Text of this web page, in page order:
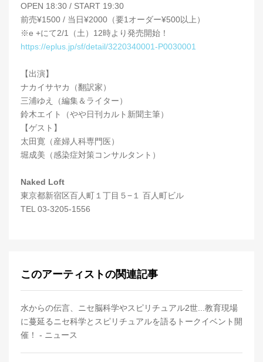
OPEN 18:30 / START 19:30
前売¥1500 / 当日¥2000（要1オーダー¥500以上）
※e +にて2/1（土）12時より発売開始！
https://eplus.jp/sf/detail/3220340001-P0030001
【出演】
ナカイサヤカ（翻訳家）
三浦ゆえ（編集＆ライター）
鈴木エイト（やや日刊カルト新聞主筆）
【ゲスト】
太田寛（産婦人科専門医）
堀成美（感染症対策コンサルタント）
Naked Loft
東京都新宿区百人町１丁目５−１ 百人町ビル
TEL 03-3205-1556
このアーティストの関連記事
水からの伝言、ニセ脳科学やスピリチュアル2世...教育現場
に蔓延るニセ科学とスピリチュアルを語るトークイベント開
催！ - ニュース